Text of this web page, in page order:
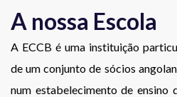
A nossa Escola
A ECCB é uma instituição
de um conjunto de sócios
num estabelecimento de ensino